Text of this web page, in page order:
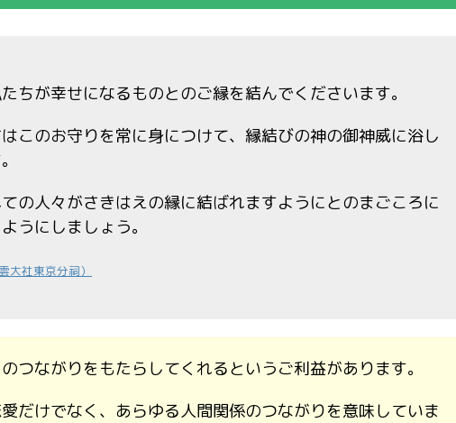
ちが幸せになるものとのご縁を結んでくださいます。
このお守りを常に身につけて、縁結びの神の御神威に浴し
の人々がさきはえの縁に結ばれますようにとのまごころに
うにしましょう。
大社東京分祠）
つながりをもたらしてくれるというご利益があります。
だけでなく、あらゆる人間関係のつながりを意味していま